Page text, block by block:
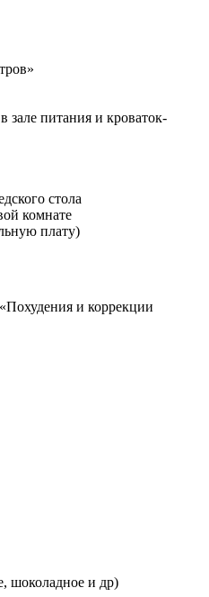
зале питания и кроваток-
стола
комнате
плату)
и коррекции
шоколадное и др)